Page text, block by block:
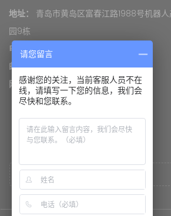
地址：
青岛市黄岛区富春江路1988号机器
园9栋
电话：0532- 81731825
邮箱：xiaoshou@yupack.cn
网址：www.yupack.cn
栈板打包机可适用什么材质打包带
打包机烫头烧毁的原因
不同瓶型如何选择装箱机
栈板穿剑捆扎机剑道偏移怎么处理（二）
栈板穿剑捆扎机剑道偏移怎么处理（一）
封箱机侧帖可以加到多长
卸垛机是一款特殊的机器吗
请您留言
感谢您的关注，当前客服人员不在
线，请填写一下您的信息，我们会
尽快和您联系。